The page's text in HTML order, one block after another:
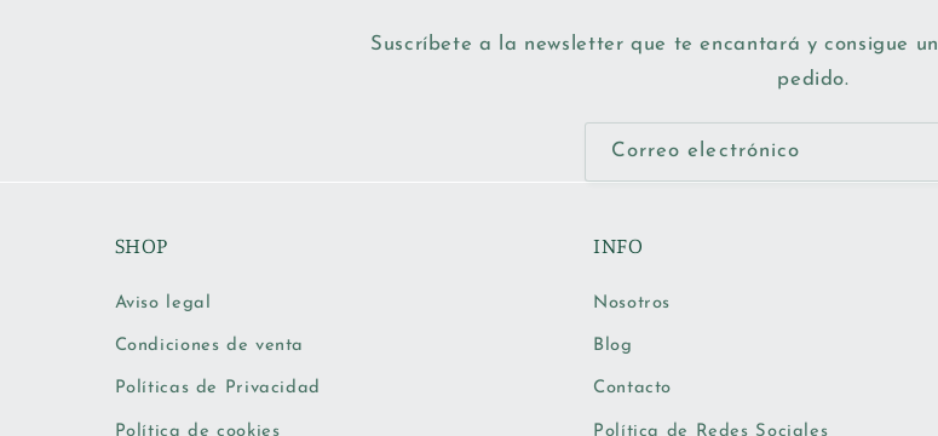
Suscríbete a la newsletter que te encantará y consigue un
pedido.
Correo electrónico
SHOP
Aviso legal
Condiciones de venta
Políticas de Privacidad
Política de cookies
INFO
Nosotros
Blog
Contacto
Política de Redes Sociales